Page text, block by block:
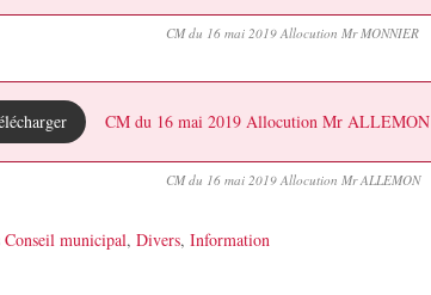
CM du 16 mai 2019 Allocution Mr MONNIER
CM du 16 mai 2019 Allocution Mr ALLEMON
CM du 16 mai 2019 Allocution Mr ALLEMON
Conseil municipal, Divers, Information